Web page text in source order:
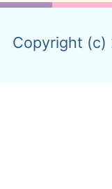
Copyright (c)